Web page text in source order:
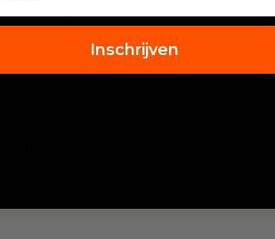
gereinigd worden is het belangrijk
van gebruikt te vervangen.
ideaal om altijd als reserve bij de
Inschrijven